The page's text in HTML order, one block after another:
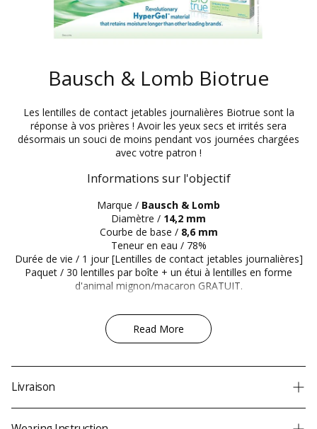
Bausch & Lomb Biotrue
Les lentilles de contact jetables journalières Biotrue sont la
réponse à vos prières ! Avoir les yeux secs et irrités sera
désormais un souci de moins pendant vos journées chargées
avec votre patron !
Informations sur l'objectif
Marque / Bausch & Lomb
Diamètre / 14,2 mm
Courbe de base / 8,6 mm
Teneur en eau / 78%
Durée de vie / 1 jour [Lentilles de contact jetables journalières]
Paquet / 30 lentilles par boîte + un étui à lentilles en forme
d'animal mignon/macaron GRATUIT.
Humidité et confort maximum
Read More
Livraison
LIVRAISON GRATUITE PARTOUT DANS LE MONDEpour les
commandes supérieures à